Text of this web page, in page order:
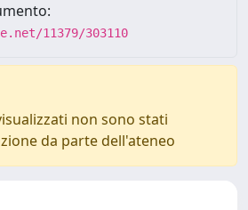
11379/303110
non sono stati
da parte dell'ateneo